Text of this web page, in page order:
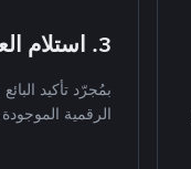
3. استلام العملات الرقمية
بمُجرّد تأكيد
الرقمية